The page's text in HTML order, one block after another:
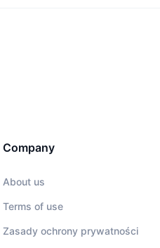
Company
About us
Terms of use
Zasady ochrony prywatności